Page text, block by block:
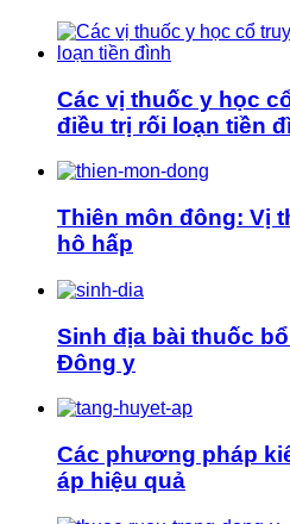
Các vị thuốc y học
điều trị rối loạn tiền
Thiên môn đông: Vị
hô hấp
Sinh địa bài thuốc
Đông y
Các phương pháp
áp hiệu quả